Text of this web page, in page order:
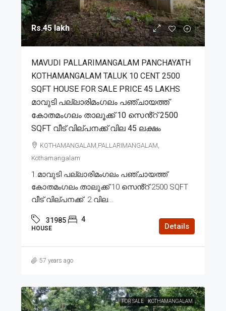
Rs.45 lakh
MAVUDI PALLARIMANGALAM PANCHAYATH
KOTHAMANGALAM TALUK 10 CENT 2500
SQFT HOUSE FOR SALE PRICE 45 LAKHS
മാവുടി പല്ലാരിമംഗലം പഞ്ചായത്ത്
കോതമംഗലം താലൂക്ക് 10 സെൻ്റ് 2500
SQFT വീട് വില്പനക്ക് വില 45 ലക്ഷം
KOTHAMANGALAM,PALLARIMANGALAM,
Kothamangalam
1.മാവുടി പല്ലാരിമംഗലം പഞ്ചായത്ത്
കോതമംഗലം താലൂക്ക് 10 സെൻ്റ് 2500 SQFT
വീട് വില്പനക്ക്. 2.വില...
31985 4
HOUSE Details
57 years ago
FOR SALE KOTHAMANGALAM